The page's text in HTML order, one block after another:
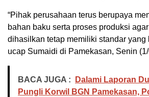
“Pihak perusahaan terus berupaya
bahan baku serta proses produksi
dihasilkan tetap memiliki standar yang
ucap Sumaidi di Pamekasan, Senin
BACA JUGA :
Dalami Laporan
Pungli Korwil BGN Pamekasan,